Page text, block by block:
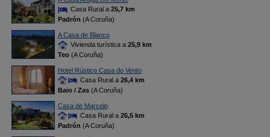
Casa Rural a 25,7 km
Padrón (A Coruña)
A Casa de Blanco
Vivienda turística a 25,9 km
Teo(A Coruña)
Hotel Rústico Casa do Vento
Casa Rural a 26,4 km
Baio / Zas(A Coruña)
Casa de Marcelo
Casa Rural a 26,5 km
Padrón (A Coruña)